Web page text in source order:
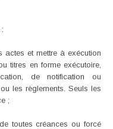
et mettre à exécution
titres en forme exécutoire,
de notification ou
les règlements. Seuls les
;
toutes créances ou forcé